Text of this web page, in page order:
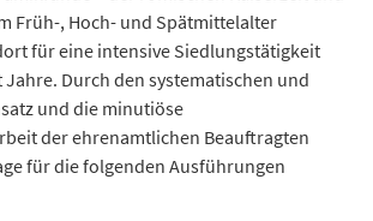
Früh-, Hoch- und Spätmittelalter
für eine intensive Siedlungstätigkeit
Durch den systematischen und
und die minutiöse
der ehrenamtlichen Beauftragten
für die folgenden Ausführungen